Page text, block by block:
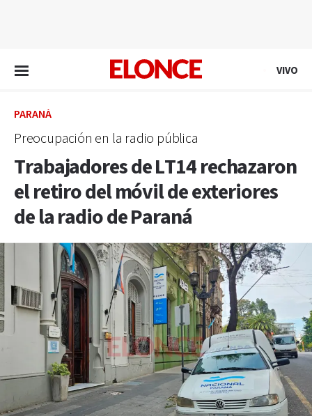
VIVO
PARANÁ
Preocupación en la radio pública
Trabajadores de LT14 rechazaron
el retiro del móvil de exteriores
de la radio de Paraná